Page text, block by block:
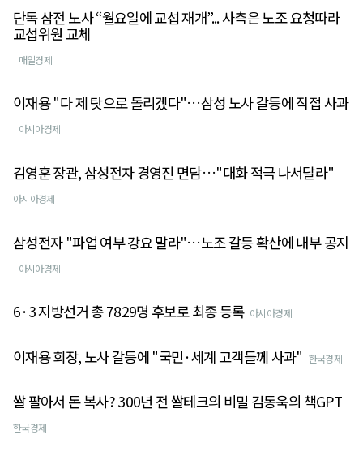
단독 삼전 노사 “월요일에 교섭 재개”... 사측은 노조 요청따라
교섭위원 교체
매일경제
이재용 "다 제 탓으로 돌리겠다"…삼성 노사 갈등에 직접 사과
아시아경제
김영훈 장관, 삼성전자 경영진 면담…"대화 적극 나서달라"
아시아경제
삼성전자 "파업 여부 강요 말라"…노조 갈등 확산에 내부 공지
아시아경제
6·3 지방선거 총 7829명 후보로 최종 등록 아시아경제
이재용 회장, 노사 갈등에 "국민·세계 고객들께 사과" 한국경제
쌀 팔아서 돈 복사? 300년 전 쌀테크의 비밀 김동욱의 책GPT
한국경제